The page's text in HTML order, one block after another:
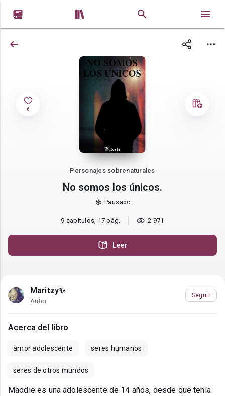
 
6
Personajes sobrenaturales
No somos los únicos.
Pausado
9 capítulos, 17 pág. 2 971
Leer
Maritzy✨
Autor
Seguir
Acerca del libro
amor adolescente seres humanos
seres de otros mundos
Maddie es una adolescente de 14 años, desde que tenía